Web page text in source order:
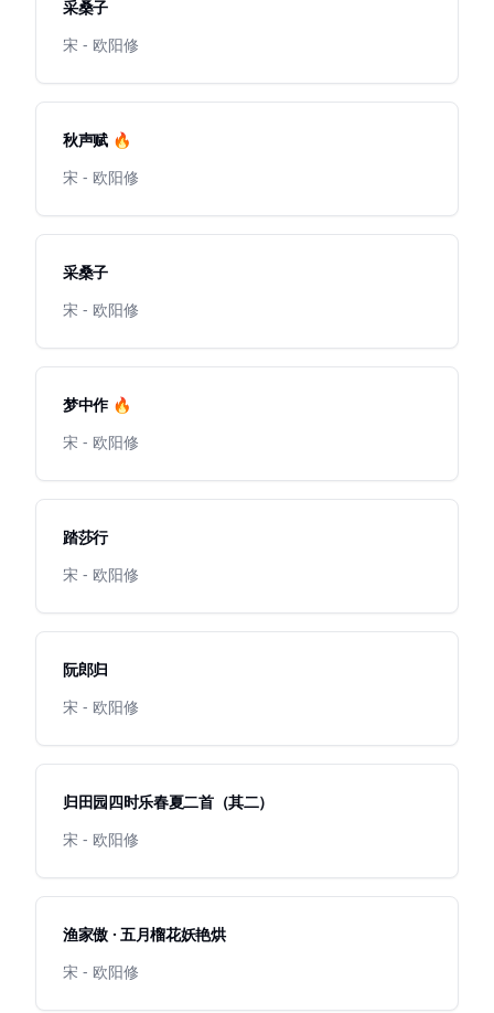
采桑子
宋 - 欧阳修
秋声赋 🔥
宋 - 欧阳修
采桑子
宋 - 欧阳修
梦中作 🔥
宋 - 欧阳修
踏莎行
宋 - 欧阳修
阮郎归
宋 - 欧阳修
归田园四时乐春夏二首（其二）
宋 - 欧阳修
渔家傲 · 五月榴花妖艳烘
宋 - 欧阳修